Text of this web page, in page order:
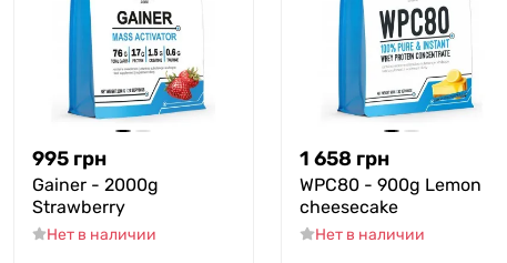
995 грн
Gainer - 2000g
Strawberry
Нет в наличии
1 658 грн
WPC80 - 900g Lemon
cheesecake
Нет в наличии